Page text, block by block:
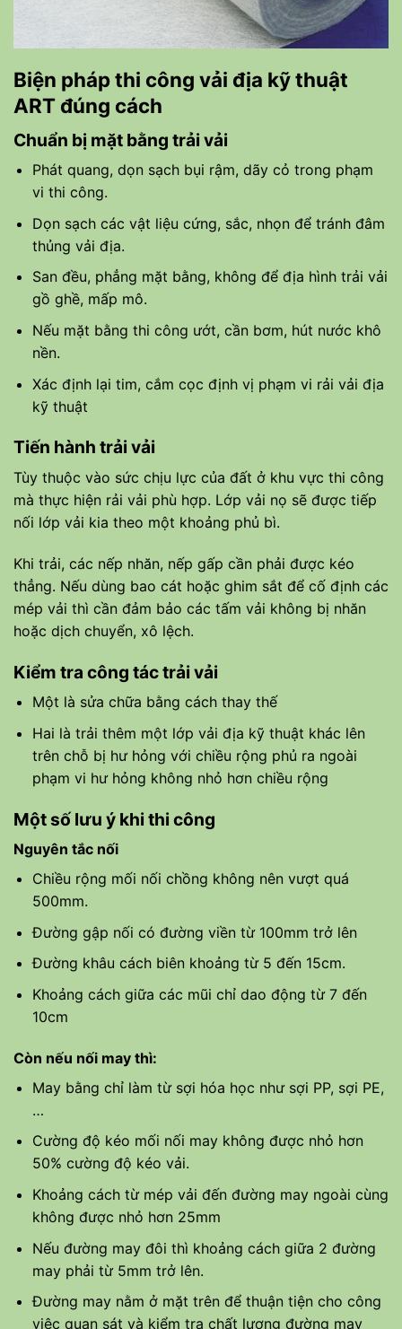
Biện pháp thi công vải địa kỹ thuật
ART đúng cách
Chuẩn bị mặt bằng trải vải
Phát quang, dọn sạch bụi rậm, dãy cỏ trong phạm
vi thi công.
Dọn sạch các vật liệu cứng, sắc, nhọn để tránh đâm
thủng vải địa.
San đều, phẳng mặt bằng, không để địa hình trải vải
gồ ghề, mấp mô.
Nếu mặt bằng thi công ướt, cần bơm, hút nước khô
nền.
Xác định lại tim, cắm cọc định vị phạm vi rải vải địa
kỹ thuật
Tiến hành trải vải
Tùy thuộc vào sức chịu lực của đất ở khu vực thi công
mà thực hiện rải vải phù hợp. Lớp vải nọ sẽ được tiếp
nối lớp vải kia theo một khoảng phủ bì.
Khi trải, các nếp nhăn, nếp gấp cần phải được kéo
thẳng. Nếu dùng bao cát hoặc ghim sắt để cố định các
mép vải thì cần đảm bảo các tấm vải không bị nhăn
hoặc dịch chuyển, xô lệch.
Kiểm tra công tác trải vải
Một là sửa chữa bằng cách thay thế
Hai là trải thêm một lớp vải địa kỹ thuật khác lên
trên chỗ bị hư hỏng với chiều rộng phủ ra ngoài
phạm vi hư hỏng không nhỏ hơn chiều rộng
Một số lưu ý khi thi công
Nguyên tắc nối
Chiều rộng mối nối chồng không nên vượt quá
500mm.
Đường gập nối có đường viền từ 100mm trở lên
Đường khâu cách biên khoảng từ 5 đến 15cm.
Khoảng cách giữa các mũi chỉ dao động từ 7 đến
10cm
Còn nếu nối may thì:
May bằng chỉ làm từ sợi hóa học như sợi PP, sợi PE,
…
Cường độ kéo mối nối may không được nhỏ hơn
50% cường độ kéo vải.
Khoảng cách từ mép vải đến đường may ngoài cùng
không được nhỏ hơn 25mm
Nếu đường may đôi thì khoảng cách giữa 2 đường
may phải từ 5mm trở lên.
Đường may nằm ở mặt trên để thuận tiện cho công
việc quan sát và kiểm tra chất lượng đường may